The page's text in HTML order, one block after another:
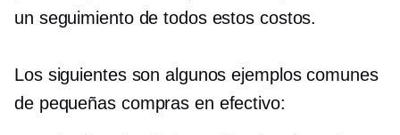
un seguimiento de todos estos costos.
Los siguientes son algunos ejemplos comunes
de pequeñas compras en efectivo: